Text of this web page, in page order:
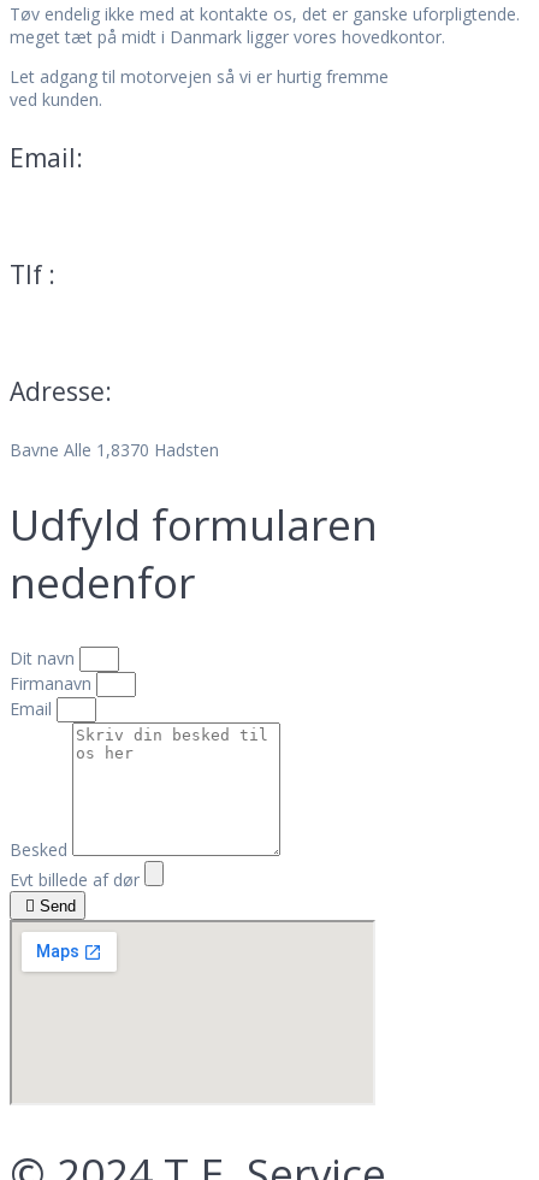
Tøv endelig ikke med at kontakte os, det er ganske uforpligtende.
meget tæt på midt i Danmark ligger vores hovedkontor.
Let adgang til motorvejen så vi er hurtig fremme
ved kunden.
Email:
Tlf :
Adresse:
Bavne Alle 1,8370 Hadsten
Udfyld formularen
nedenfor
Dit navn
Firmanavn
Email
Besked
Evt billede af dør
Send